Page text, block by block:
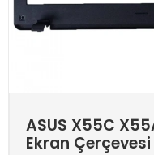
ASUS X55C
Ekran Çerçevesi